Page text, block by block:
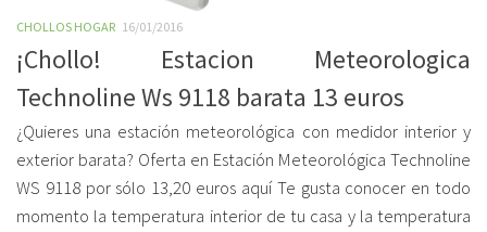
CHOLLOS HOGAR 16/01/2016
¡Chollo! Estacion Meteorologica
Technoline Ws 9118 barata 13 euros
¿Quieres una estación meteorológica con medidor interior y
exterior barata? Oferta en Estación Meteorológica Technoline
WS 9118 por sólo 13,20 euros aquí Te gusta conocer en todo
momento la temperatura interior de tu casa y la temperatura